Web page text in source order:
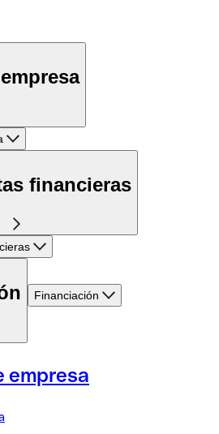
financieras
Financiación
empresa